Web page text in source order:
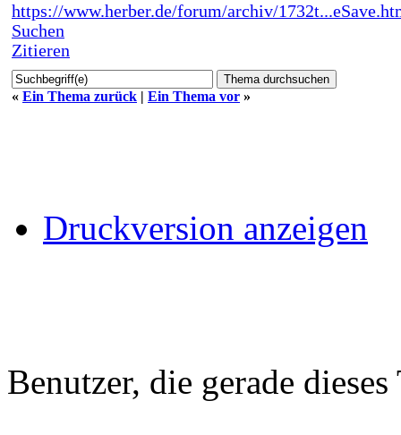
https://www.herber.de/forum/archiv/
Suchen
Zitieren
« Ein Thema zurück | Ein Thema vor »
Druckversion anzeigen
Benutzer, die gerade